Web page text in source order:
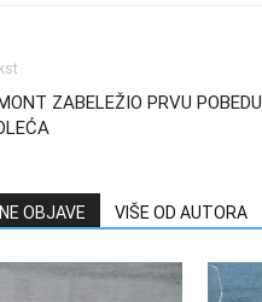
ZABELEŽIO PRVU POBEDU
OBJAVE VIŠE OD AUTORA